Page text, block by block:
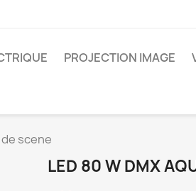
PROJECTION IMAGE
scene
LED 80 W DMX